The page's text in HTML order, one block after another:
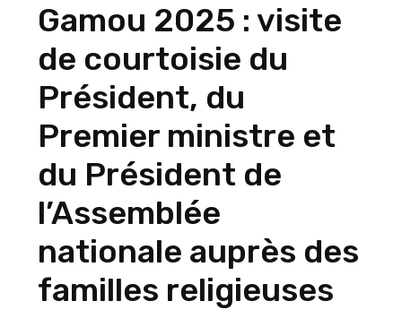
Gamou 2025 : visite
de courtoisie du
Président, du
Premier ministre et
du Président de
l’Assemblée
nationale auprès des
familles religieuses